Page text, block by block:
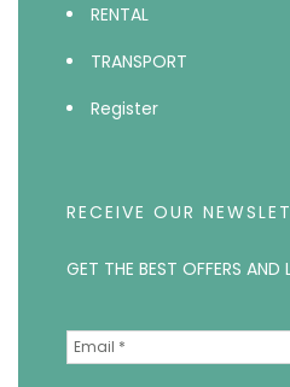
RENTAL
TRANSPORT
Register
RECEIVE OUR
GET THE BEST OFFERS AND